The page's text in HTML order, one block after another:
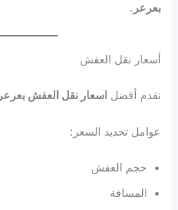
بعرعر .
أسعار نقل العفش
نقدم أفضلاسعار نقل العفش بعرعر
عوامل تحديد السعر:
حجم العفش
المسافة